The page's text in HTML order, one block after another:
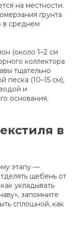
на местности.
грунта
в среднем
(около 1–2 см
коллектора
тщательно
песка (10–15 см),
и
основания.
в
этапу —
щебень от
укладывать
запомните
сплошной, как